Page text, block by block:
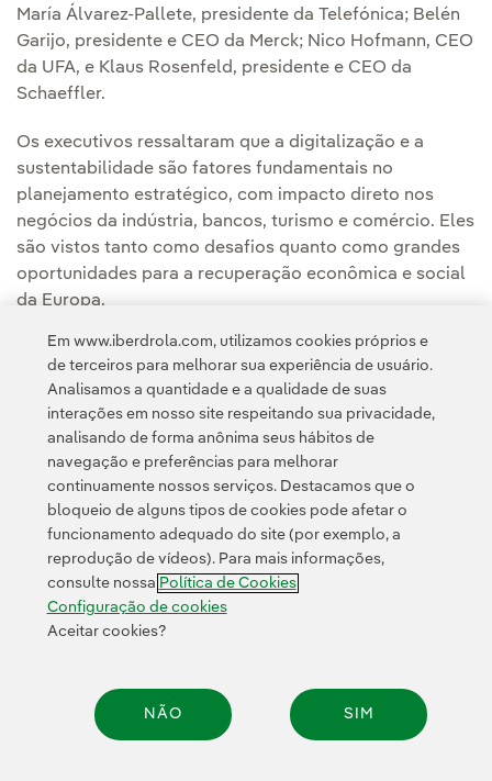
María Álvarez-Pallete, presidente da Telefónica; Belén
Garijo, presidente e CEO da Merck; Nico Hofmann, CEO
da UFA, e Klaus Rosenfeld, presidente e CEO da
Schaeffler.
Os executivos ressaltaram que a digitalização e a
sustentabilidade são fatores fundamentais no
planejamento estratégico, com impacto direto nos
negócios da indústria, bancos, turismo e comércio. Eles
são vistos tanto como desafios quanto como grandes
oportunidades para a recuperação econômica e social
da Europa.
Política de Privacidade Informação legal
Transparência no uso da IA Política de cookies Configuração de cookies
Acessibilidade Canal de denúncias
© 2026 Iberdrola, S.A. Todos os direitos reservados.
Em www.iberdrola.com, utilizamos cookies próprios e
de terceiros para melhorar sua experiência de usuário.
Analisamos a quantidade e a qualidade de suas
interações em nosso site respeitando sua privacidade,
analisando de forma anônima seus hábitos de
navegação e preferências para melhorar
continuamente nossos serviços. Destacamos que o
bloqueio de alguns tipos de cookies pode afetar o
funcionamento adequado do site (por exemplo, a
reprodução de vídeos). Para mais informações,
consulte nossa Política de Cookies
Configuração de cookies
Aceitar cookies?
NÃO SIM